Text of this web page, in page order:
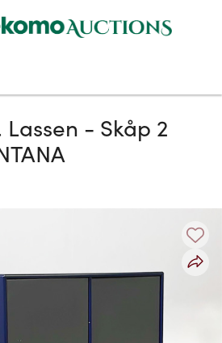
Lassen - Skåp 2